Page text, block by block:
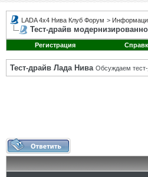
LADA 4x4 Нива Клуб Форум >
Тест-драйв
Регистрация
Тест-драйв Лада Нива Обсуждаем тест-